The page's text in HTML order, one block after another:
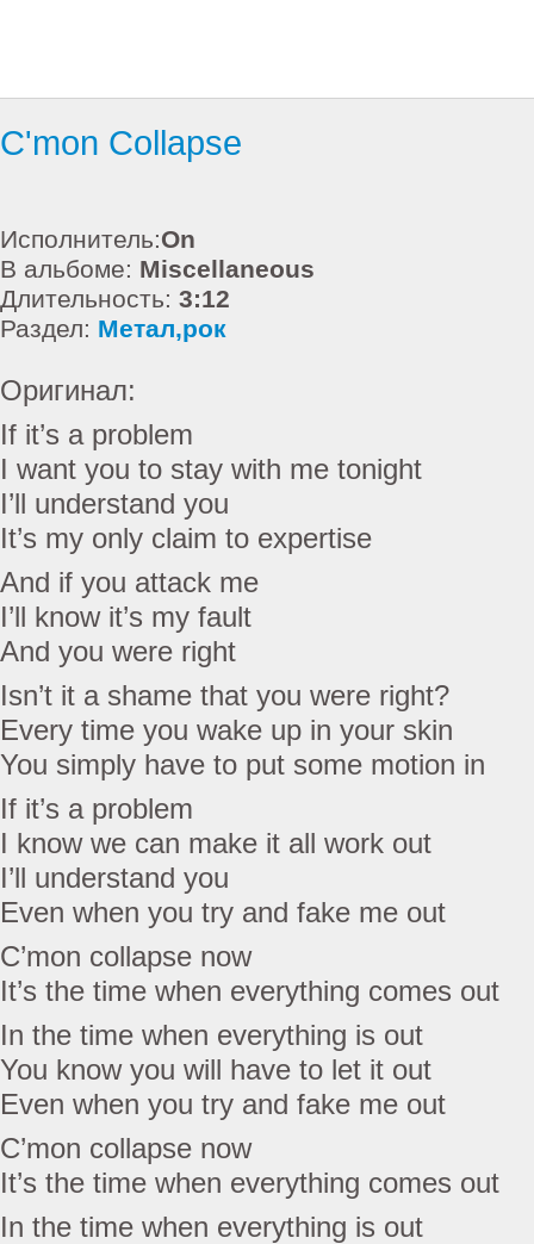
C'mon Collapse
Исполнитель:On
В альбоме: Miscellaneous
Длительность: 3:12
Раздел: Метал,рок
Оригинал:
If it’s a problem
I want you to stay with me tonight
I’ll understand you
It’s my only claim to expertise
And if you attack me
I’ll know it’s my fault
And you were right
Isn’t it a shame that you were right?
Every time you wake up in your skin
You simply have to put some motion in
If it’s a problem
I know we can make it all work out
I’ll understand you
Even when you try and fake me out
C’mon collapse now
It’s the time when everything comes out
In the time when everything is out
You know you will have to let it out
Even when you try and fake me out
C’mon collapse now
It’s the time when everything comes out
In the time when everything is out